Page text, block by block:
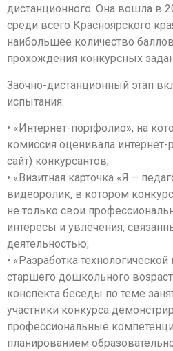
дистанционного. Она вошла в
среди всего Красноярского
наибольшее количество
прохождения конкурсных
Заочно-дистанционный этап
испытания:
• «Интернет-портфолио», на
комиссия оценивала
сайт) конкурсантов;
• «Визитная карточка «Я –
видеоролик, в котором
не только свои
интересы и увлечения,
деятельностью;
• «Разработка
старшего дошкольного
конспекта беседы по теме
участники конкурса
профессиональные
планированием